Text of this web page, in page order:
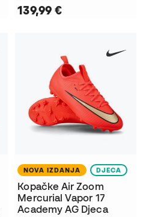
139,99 €
NOVA IZDANJA DJECA
Kopačke Air Zoom
Mercurial Vapor 17
Academy AG Djeca